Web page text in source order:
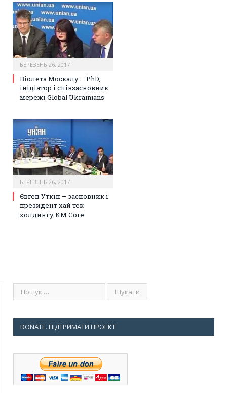
БЕРЕЗЕНЬ 26, 2017
Віолета Москалу – PhD,
ініціатор і співзасновник
мережі Global Ukrainians
БЕРЕЗЕНЬ 26, 2017
Євген Уткін – засновник і
президент хай тек
холдингу KM Core
DONATE. ПІДТРИМАТИ ПРОЕКТ